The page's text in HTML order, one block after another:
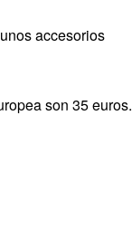
accesorios
son 35 euros.